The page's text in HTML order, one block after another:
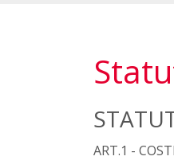
ART.1 -